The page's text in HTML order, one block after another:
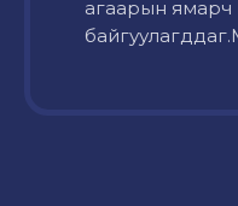
агаарын ямарч